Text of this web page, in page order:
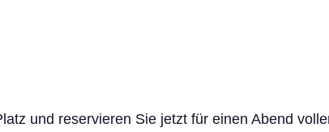
und reservieren Sie jetzt für einen Abend